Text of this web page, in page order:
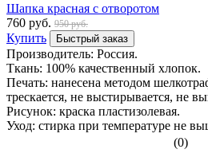
Шапка красная с отворотом
760 руб. 950 руб.
Купить Быстрый заказ
Производитель: Россия.
Ткань: 100% качественный хлопок.
Печать: нанесена методом
трескается, не выстирывается, не
Рисунок: краска пластизолевая.
Уход: стирка при температуре не
(0)